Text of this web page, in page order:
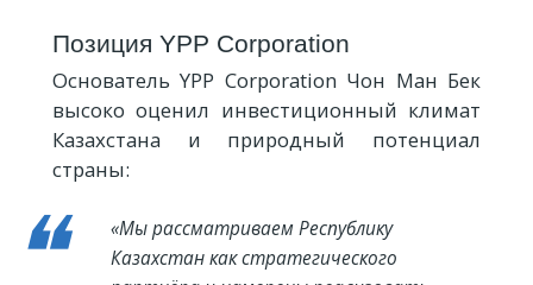
Позиция YPP Corporation
Основатель YPP Corporation Чон Ман Бек
высоко оценил инвестиционный климат
Казахстана и природный потенциал
страны:
«Мы рассматриваем Республику
Казахстан как стратегического